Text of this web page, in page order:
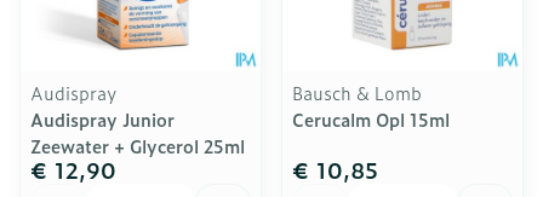
Audispray
Audispray Junior
Zeewater + Glycerol 25ml
€ 12,90
Bausch & Lomb
Cerucalm Opl 15ml
€ 10,85